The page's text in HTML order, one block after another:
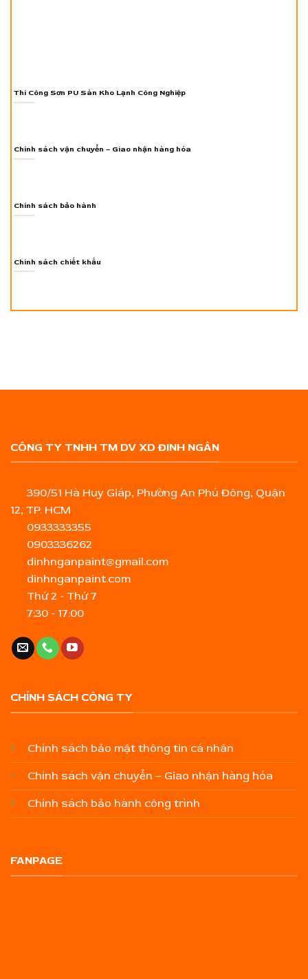
Thi Công Sơn PU Sàn Kho Lạnh Công Nghiệp
Chính sách vận chuyển – Giao nhận hàng hóa
Chính sách bảo hành
Chính sách chiết khấu
CÔNG TY TNHH TM DV XD ĐINH NGÂN
390/51 Hà Huy Giáp, Phường An Phú Đông, Quận
12, TP. HCM
0933333355
0903336262
dinhnganpaint@gmail.com
dinhnganpaint.com
Thứ 2 - Thứ 7
7:30 - 17:00
CHÍNH SÁCH CÔNG TY
Chính sách bảo mật thông tin cá nhân
Chính sách vận chuyển – Giao nhận hàng hóa
Chính sách bảo hành công trình
FANPAGE